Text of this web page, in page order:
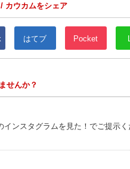
カウカムをシェア
はてブ Pocket
せんか？
インスタグラムを見た！でご提示